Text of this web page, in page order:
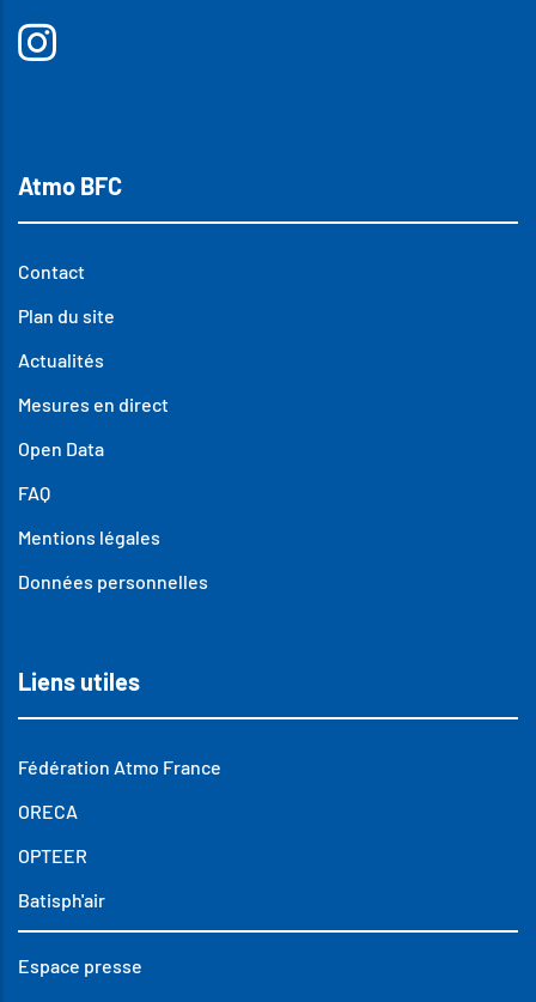
Atmo BFC
Contact
Plan du site
Actualités
Mesures en direct
Open Data
FAQ
Mentions légales
Données personnelles
Liens utiles
Fédération Atmo France
ORECA
OPTEER
Batisph'air
Espace presse